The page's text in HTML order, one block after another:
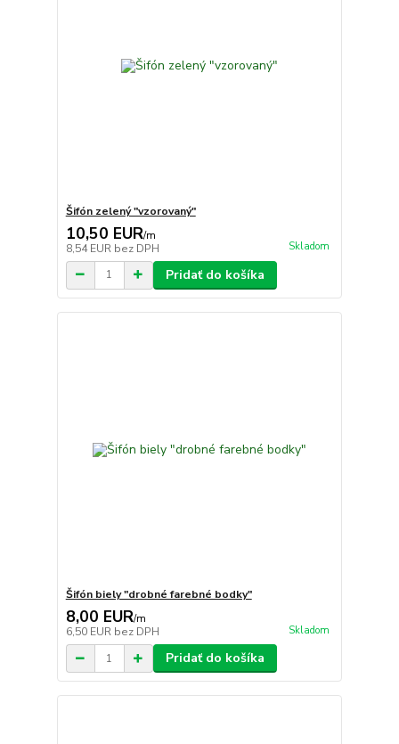
Šifón zelený "vzorovaný"
10,50 EUR/m
8,54 EUR bez DPH Skladom
Pridať do košíka
Šifón biely "drobné farebné bodky"
8,00 EUR/m
6,50 EUR bez DPH Skladom
Pridať do košíka